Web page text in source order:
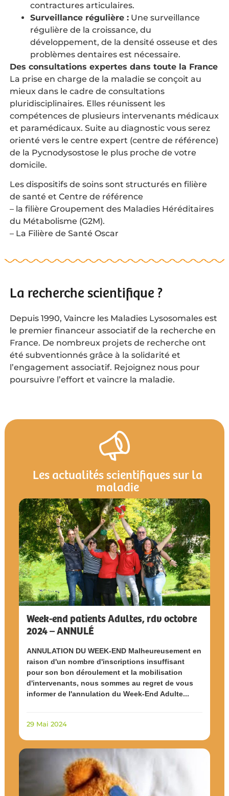
contractures articulaires.
Surveillance régulière :Une surveillance
régulière de la croissance, du
développement, de la densité osseuse et des
problèmes dentaires est nécessaire.
Des consultations expertes dans toute la France
La prise en charge de la maladie se conçoit au
mieux dans le cadre de consultations
pluridisciplinaires. Elles réunissent les
compétences de plusieurs intervenants médicaux
et paramédicaux. Suite au diagnostic vous serez
orienté vers le centre expert (centre de référence)
de la Pycnodysostose le plus proche de votre
domicile.
Les dispositifs de soins sont structurés en filière
de santé et Centre de référence
– la filière Groupement des Maladies Héréditaires
du Métabolisme (G2M).
– La Filière de Santé Oscar
La recherche scientifique ?
Depuis 1990, Vaincre les Maladies Lysosomales est
le premier financeur associatif de la recherche en
France. De nombreux projets de recherche ont
été subventionnés grâce à la solidarité et
l’engagement associatif. Rejoignez nous pour
poursuivre l’effort et vaincre la maladie.
Les actualités scientifiques sur la
maladie
Week-end patients Adultes, rdv octobre
2024 – ANNULÉ
ANNULATION DU WEEK-END Malheureusement en
raison d'un nombre d'inscriptions insuffisant
pour son bon déroulement et la mobilisation
d'intervenants, nous sommes au regret de vous
informer de l'annulation du Week-End Adulte...
29 Mai 2024